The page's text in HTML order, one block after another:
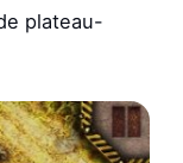
plateau-